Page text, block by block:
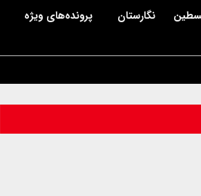
نگارستان پرونده‌های ویژه